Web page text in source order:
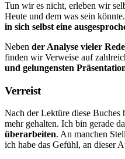
Tun wir es nicht, erleben wir
Heute und dem was sein
in sich selbst eine
Neben der Analyse vieler
finden wir Verweise auf
und gelungensten
Verreist
Nach der Lektüre diese Buches
mehr gehalten. Ich bin gerade
über­arbeiten. An manchen
ich habe das Gefühl, an dieser